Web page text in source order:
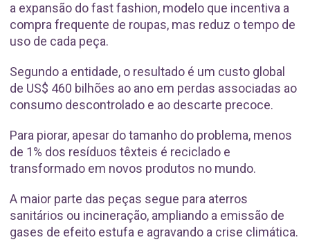
a expansão do fast fashion, modelo que incentiva a
compra frequente de roupas, mas reduz o tempo de
uso de cada peça.
Segundo a entidade, o resultado é um custo global
de US$ 460 bilhões ao ano em perdas associadas ao
consumo descontrolado e ao descarte precoce.
Para piorar, apesar do tamanho do problema, menos
de 1% dos resíduos têxteis é reciclado e
transformado em novos produtos no mundo.
A maior parte das peças segue para aterros
sanitários ou incineração, ampliando a emissão de
gases de efeito estufa e agravando a crise climática.